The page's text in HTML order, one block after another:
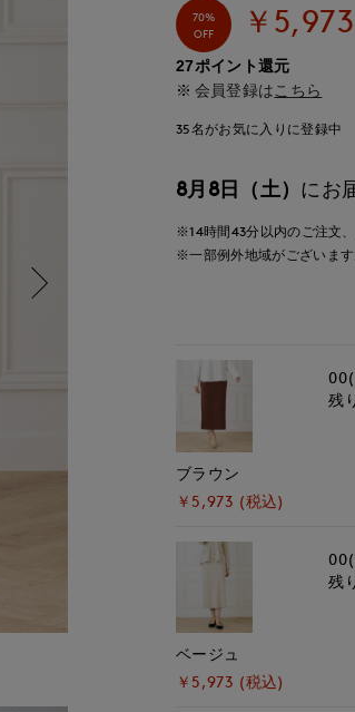
70%
OFF
￥5,973
27ポイント還元
会員登録は こちら
35名がお気に入りに登録中
8月8日（土） にお
※14時間43分以内のご注文
※一部例外地域がございま
ブラウン
￥5,973 (税込)
残
ベージュ
￥5,973 (税込)
残